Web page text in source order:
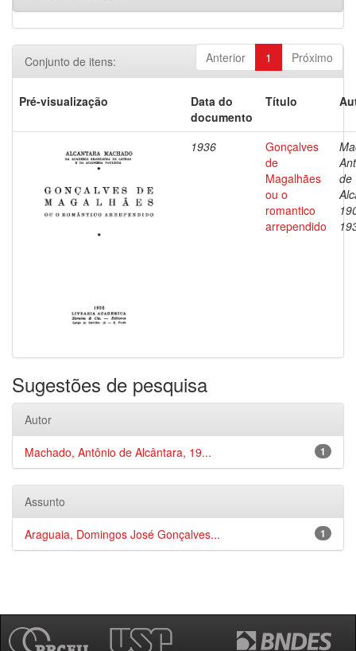
Anterior 1 Próximo
Conjunto de itens:
Pré-visualização
Data do
documento
Título
1936
Gonçalves
de
Magalhães
ou o
romantico
arrependido
de
Sugestões de pesquisa
Autor
1
Machado, Antônio de Alcântara, 19...
Assunto
1
Araguaia, Domingos José Gonçalves...